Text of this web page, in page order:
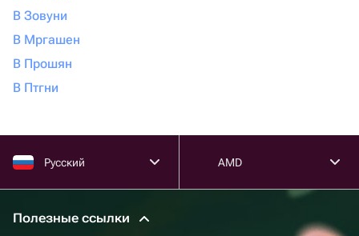
В Зовуни
В Мргашен
В Прошян
В Птгни
Русский AMD
Полезные ссылки